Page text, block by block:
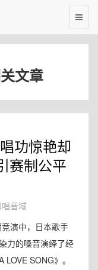
文章
功惊艳却
赛制公平
唱音域
演中，日本歌手
力的嗓音演绎了经
SONG》。